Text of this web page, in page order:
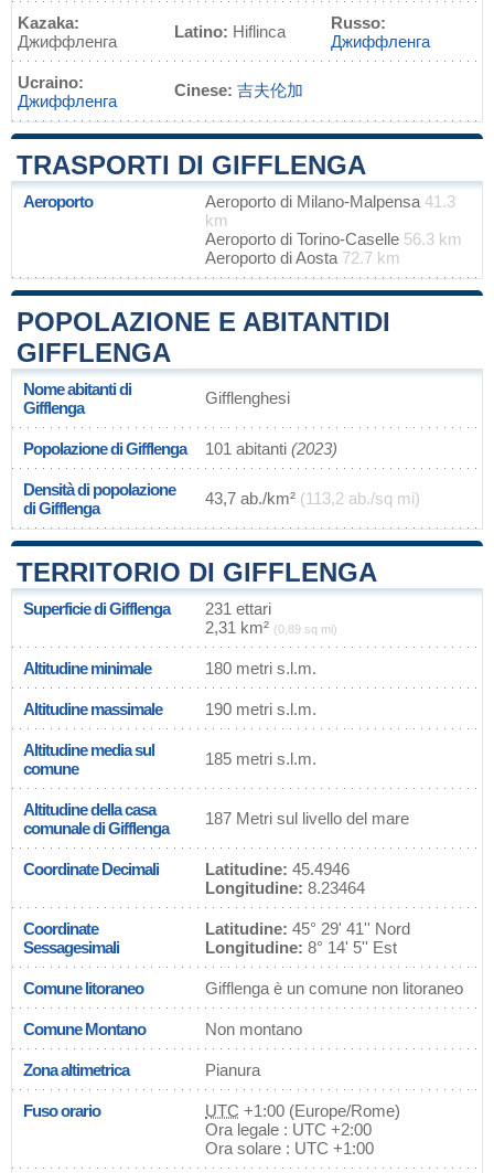
Kazaka:
Джиффленга
Latino: Hiflinca
Russo:
Джиффленга
Ucraino:
Джиффленга
Cinese: 吉夫伦加
TRASPORTI DI GIFFLENGA
Aeroporto Aeroporto di Milano-Malpensa 41.3
km
Aeroporto di Torino-Caselle 56.3 km
Aeroporto di Aosta 72.7 km
POPOLAZIONE E ABITANTIDI
GIFFLENGA
Nome abitanti di
Gifflenga
Gifflenghesi
Popolazione di Gifflenga 101 abitanti (2023)
Densità di popolazione
di Gifflenga
43,7 ab./km² (113,2 ab./sq mi)
TERRITORIO DI GIFFLENGA
Superficie di Gifflenga
231 ettari
2,31 km² (0,89 sq mi)
Altitudine minimale 180 metri s.l.m.
Altitudine massimale 190 metri s.l.m.
Altitudine media sul
comune
185 metri s.l.m.
Altitudine della casa
comunale di Gifflenga
187 Metri sul livello del mare
Coordinate Decimali Latitudine: 45.4946
Longitudine: 8.23464
Coordinate
Sessagesimali
Latitudine: 45° 29' 41'' Nord
Longitudine: 8° 14' 5'' Est
Comune litoraneo Gifflenga è un comune non litoraneo
Comune Montano Non montano
Zona altimetrica Pianura
Fuso orario UTC +1:00 (Europe/Rome)
Ora legale : UTC +2:00
Ora solare : UTC +1:00